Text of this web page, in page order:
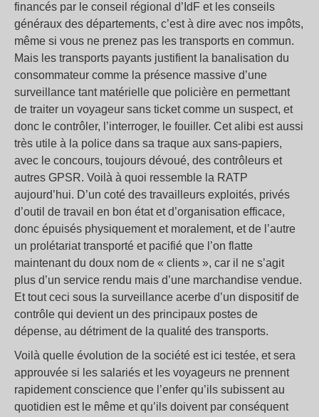
financés par le conseil régional d’IdF et les conseils
généraux des départements, c’est à dire avec nos impôts,
même si vous ne prenez pas les transports en commun.
Mais les transports payants justifient la banalisation du
consommateur comme la présence massive d’une
surveillance tant matérielle que policière en permettant
de traiter un voyageur sans ticket comme un suspect, et
donc le contrôler, l’interroger, le fouiller. Cet alibi est aussi
très utile à la police dans sa traque aux sans-papiers,
avec le concours, toujours dévoué, des contrôleurs et
autres GPSR. Voilà à quoi ressemble la RATP
aujourd’hui. D’un coté des travailleurs exploités, privés
d’outil de travail en bon état et d’organisation efficace,
donc épuisés physiquement et moralement, et de l’autre
un prolétariat transporté et pacifié que l’on flatte
maintenant du doux nom de « clients », car il ne s’agit
plus d’un service rendu mais d’une marchandise vendue.
Et tout ceci sous la surveillance acerbe d’un dispositif de
contrôle qui devient un des principaux postes de
dépense, au détriment de la qualité des transports.
Voilà quelle évolution de la société est ici testée, et sera
approuvée si les salariés et les voyageurs ne prennent
rapidement conscience que l’enfer qu’ils subissent au
quotidien est le même et qu’ils doivent par conséquent